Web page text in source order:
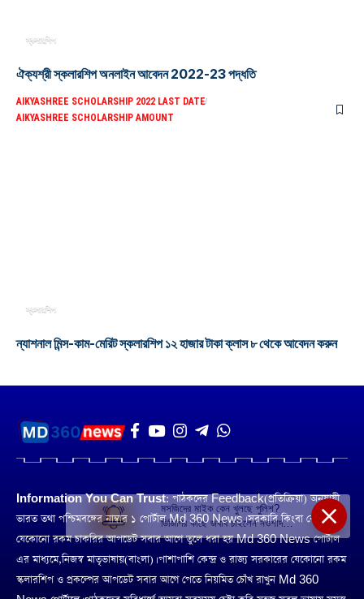
স্কলারশিপ
ঐক্যশ্রী স্কলারশিপ অনলাইন আবেদন 2022-23 পদ্ধতি
AIKYASHREE SCHOLARSHIP 2022 LAST DATE
AIKYASHREE SCHOLARSHIP AMOUNT
স্কলারশিপ
ন্যাশনাল মিন্স-কাম-মেরিট স্কলারশিপ ১২ হাজার টাকা ক্লাস ৮ থেকে আবেদন করুন
Information You Can Trust:পাঠকদের Feedback(প্রতিক্রিয়া) অনুয়ায়ী
ভারত তথা পশ্চিমবঙ্গের নাম্বার ১ পোর্টাল Md 360 News। সরকারি কিংবা বেসরকারি
যেকোনো রকম চাকরির আপডেট সবার আগে তুলে ধরা হয় Md 360 News পোর্টাল
এর মাধ্যমে,নিজস্ব মাতৃভাষায়(বাংলা)। পাশাপাশি কেন্দ্র ও রাজ্য সরকারের যেকোনো রকম
স্কলারশিপ ও প্রকল্পের আপডেট সবার আগে পেতে নিয়মিত চোঁখ রাখুন Md 360
মসজিদের মাইক কেন খুলছে পুলিশ?
ডিজিপির কাছে জবাব চাইলেন নওশাদ
সিদ্দিকী; ব্যাখ্যা না মিললে আইনি পদক্ষেপের
ইঙ্গিত